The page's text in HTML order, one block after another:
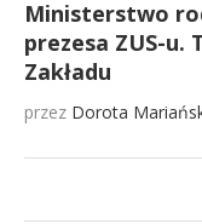
Ministerstwo
prezesa ZUS-u.
Zakładu
przez Dorota